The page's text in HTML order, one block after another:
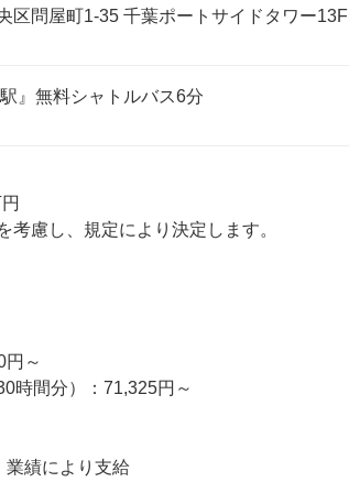
区問屋町1-35 千葉ポートサイドタワー13F
』無料シャトルバス6分
考慮し、規定により決定します。
円～
時間分）：71,325円～
業績により支給